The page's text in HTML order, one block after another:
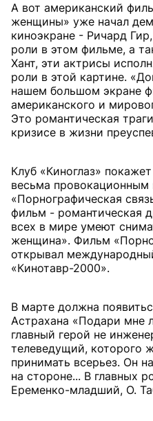
А вот американский
женщины» уже начал
киноэкране - Ричард
роли в этом фильме, а
Хант, эти актрисы
роли в этой картине.
нашем большом экране
американского и
Это романтическая
кризисе в жизни
Клуб «Киноглаз»
весьма провокационным
«Порнографическая
фильм - романтическая
всех в мире умеют
женщина». Фильм
открывал
«Кинотавр-2000».
В марте должна
Астрахана «Подари мне
главный герой не
телеведущий, которого
принимать всерьез. Он
на стороне... В главных
Еременко-младший, О.